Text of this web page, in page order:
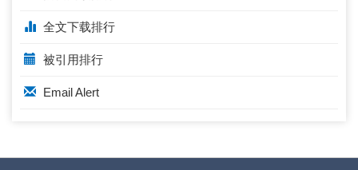
全文下载排行
被引用排行
Email Alert